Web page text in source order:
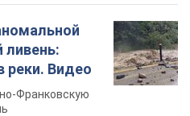
реки. Видео
Франковскую